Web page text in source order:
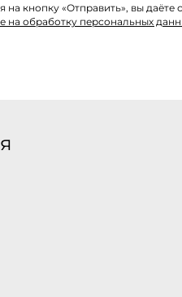
на кнопку «Отправить», вы даёте
на обработку персональных